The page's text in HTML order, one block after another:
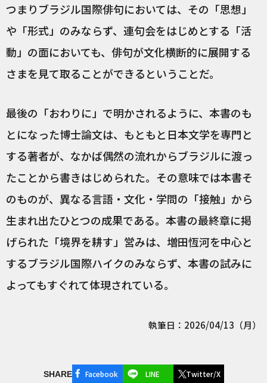
つまりブラジル国際俳句においては、その「思想」
や「形式」のみならず、連句会をはじめとする「活
動」の面においても、俳句が文化横断的に展開する
さまを見て取ることができるということだ。
最後の「おわりに」で明かされるように、本書のも
とになった博士論文は、もともと日本文学を専門と
する著者が、なかば偶然の流れからブラジルに渡っ
たことから書きはじめられた。その意味では本書そ
のものが、異なる言語・文化・学問の「接触」から
生まれ出たひとつの成果である。本書の最終章に掲
げられた「境界を耕す」営みは、増田恆河を中心と
するブラジル国際ハイクのみならず、本書の試みに
よってもすぐれて体現されている。
執筆日：2026/04/13（月）
SHARE Facebook LINE Twitter/X